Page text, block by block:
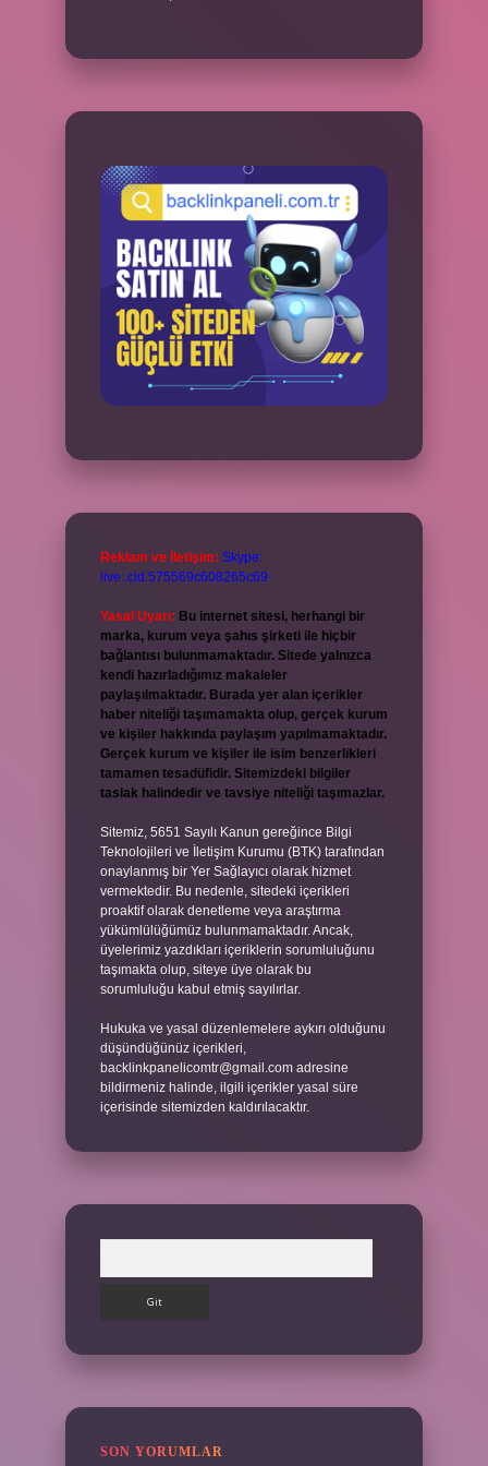
Reklam ve İletişim: Skype:
live:.cid.575569c608265c69
Yasal Uyarı: Bu internet sitesi, herhangi bir
marka, kurum veya şahıs şirketi ile hiçbir
bağlantısı bulunmamaktadır. Sitede yalnızca
kendi hazırladığımız makaleler
paylaşılmaktadır. Burada yer alan içerikler
haber niteliği taşımamakta olup, gerçek kurum
ve kişiler hakkında paylaşım yapılmamaktadır.
Gerçek kurum ve kişiler ile isim benzerlikleri
tamamen tesadüfidir. Sitemizdeki bilgiler
taslak halindedir ve tavsiye niteliği taşımazlar.
Sitemiz, 5651 Sayılı Kanun gereğince Bilgi
Teknolojileri ve İletişim Kurumu (BTK) tarafından
onaylanmış bir Yer Sağlayıcı olarak hizmet
vermektedir. Bu nedenle, sitedeki içerikleri
proaktif olarak denetleme veya araştırma
yükümlülüğümüz bulunmamaktadır. Ancak,
üyelerimiz yazdıkları içeriklerin sorumluluğunu
taşımakta olup, siteye üye olarak bu
sorumluluğu kabul etmiş sayılırlar.
Hukuka ve yasal düzenlemelere aykırı olduğunu
düşündüğünüz içerikleri,
backlinkpanelicomtr@gmail.com adresine
bildirmeniz halinde, ilgili içerikler yasal süre
içerisinde sitemizden kaldırılacaktır.
SON YORUMLAR